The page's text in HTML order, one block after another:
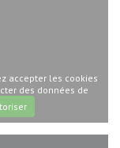
accepter les cookies
des données de